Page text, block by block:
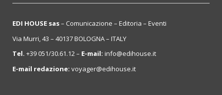
EDI HOUSE sas– Comunicazione – Editoria – Eventi
Via Murri, 43 – 40137 BOLOGNA – ITALY
Tel. +39 051/30.61.12 – E-mail: info@edihouse.it
E-mail redazione: voyager@edihouse.it